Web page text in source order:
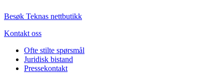
Besøk Teknas nettbutikk
Kontakt oss
Ofte stilte spørsmål
Juridisk bistand
Pressekontakt